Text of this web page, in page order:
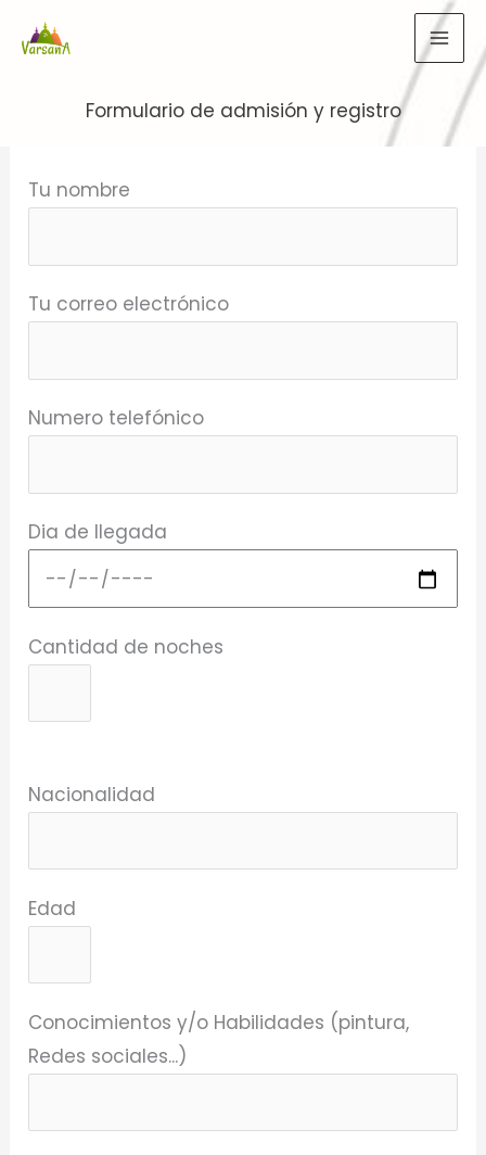
Formulario de admisión y registro
Tu nombre
Tu correo electrónico
Numero telefónico
Dia de llegada
Cantidad de noches
Nacionalidad
Edad
Conocimientos y/o Habilidades (pintura,
Redes sociales...)